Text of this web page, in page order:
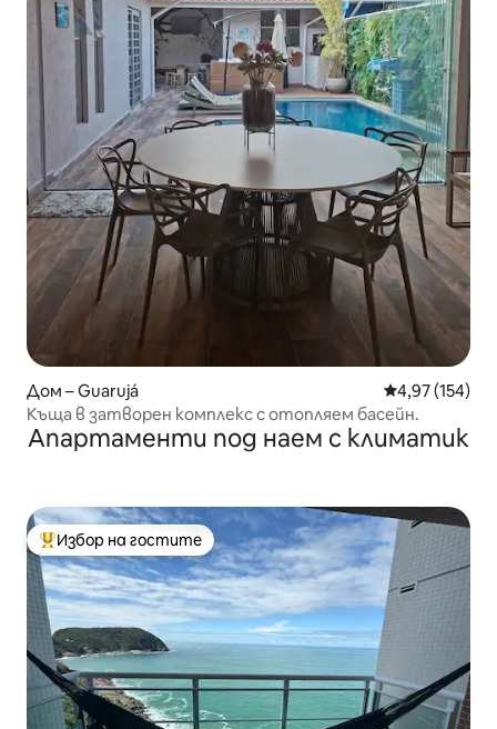
Дом – Guarujá Средна
4,97 (154)
Къща в затворен комплекс с отопляем басейн.
Апартаменти под наем с климатик
Най-популярен избор на гостите
Избор на гостите